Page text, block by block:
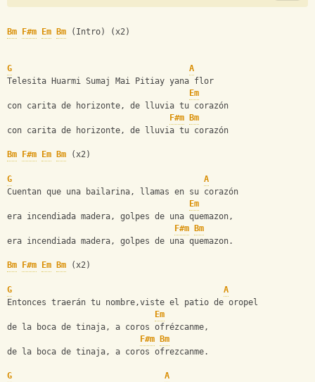
Bm F#m Em Bm (Intro) (x2)
G
A
Telesita Huarmi Sumaj Mai Pitiay yana flor
Em
con carita de horizonte, de lluvia tu corazón
F#m
Bm
con carita de horizonte, de lluvia tu corazón
Bm F#m Em Bm (x2)
G
A
Cuentan que una bailarina, llamas en su corazón
Em
era incendiada madera, golpes de una quemazon,
F#m
Bm
era incendiada madera, golpes de una quemazon.
Bm F#m Em Bm (x2)
G
A
Entonces traerán tu nombre,viste el patio de oropel
Em
de la boca de tinaja, a coros ofrézcanme,
F#m
Bm
de la boca de tinaja, a coros ofrezcanme.
G
A